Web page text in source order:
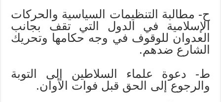
ح- مطالبة التنظيمات السياسية والحركات
الإسلامية في الدول التي تقف بجانب
العدوان للوقوف في وجه حكامها وتحريك
الشارع ضدهم.
ط- دعوة علماء السلاطين إلى التوبة
والرجوع إلى الحق قبل فوات الأوان.